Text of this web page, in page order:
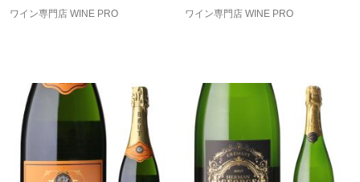
ワイン専門店 WINE PRO ワイン専門店 WINE PRO